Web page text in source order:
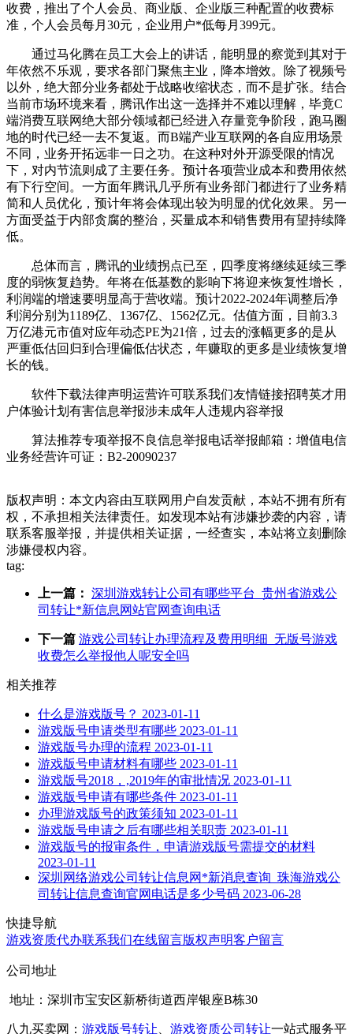
收费，推出了个人会员、商业版、企业版三种配置的收费标
准，个人会员每月30元，企业用户*低每月399元。
通过马化腾在员工大会上的讲话，能明显的察觉到其对于
年依然不乐观，要求各部门聚焦主业，降本增效。除了视频号
以外，绝大部分业务都处于战略收缩状态，而不是扩张。结合
当前市场环境来看，腾讯作出这一选择并不难以理解，毕竟C
端消费互联网绝大部分领域都已经进入存量竞争阶段，跑马圈
地的时代已经一去不复返。而B端产业互联网的各自应用场景
不同，业务开拓远非一日之功。在这种对外开源受限的情况
下，对内节流则成了主要任务。预计各项营业成本和费用依然
有下行空间。一方面年腾讯几乎所有业务部门都进行了业务精
简和人员优化，预计年将会体现出较为明显的优化效果。另一
方面受益于内部贪腐的整治，买量成本和销售费用有望持续降
低。
总体而言，腾讯的业绩拐点已至，四季度将继续延续三季
度的弱恢复趋势。年将在低基数的影响下将迎来恢复性增长，
利润端的增速要明显高于营收端。预计2022-2024年调整后净
利润分别为1189亿、1367亿、1562亿元。估值方面，目前3.3
万亿港元市值对应年动态PE为21倍，过去的涨幅更多的是从
严重低估回归到合理偏低估状态，年赚取的更多是业绩恢复增
长的钱。
软件下载法律声明运营许可联系我们友情链接招聘英才用
户体验计划有害信息举报涉未成年人违规内容举报
算法推荐专项举报不良信息举报电话举报邮箱：增值电信
业务经营许可证：B2-20090237
版权声明：本文内容由互联网用户自发贡献，本站不拥有所有
权，不承担相关法律责任。如发现本站有涉嫌抄袭的内容，请
联系客服举报，并提供相关证据，一经查实，本站将立刻删除
涉嫌侵权内容。
tag:
上一篇： 深圳游戏转让公司有哪些平台_贵州省游戏公
司转让*新信息网站官网查询电话
下一篇 游戏公司转让办理流程及费用明细_无版号游戏
收费怎么举报他人呢安全吗
相关推荐
什么是游戏版号？ 2023-01-11
游戏版号申请类型有哪些 2023-01-11
游戏版号办理的流程 2023-01-11
游戏版号申请材料有哪些 2023-01-11
游戏版号2018，,2019年的审批情况 2023-01-11
游戏版号申请有哪些条件 2023-01-11
办理游戏版号的政策须知 2023-01-11
游戏版号申请之后有哪些相关职责 2023-01-11
游戏版号的报审条件，申请游戏版号需提交的材料
2023-01-11
深圳网络游戏公司转让信息网*新消息查询_珠海游戏公
司转让信息查询官网电话是多少号码 2023-06-28
快捷导航
游戏资质代办联系我们在线留言版权声明客户留言
公司地址
地址：深圳市宝安区新桥街道西岸银座B栋30
八九买卖网： 游戏版号转让 游戏资质公司转让一站式服务平